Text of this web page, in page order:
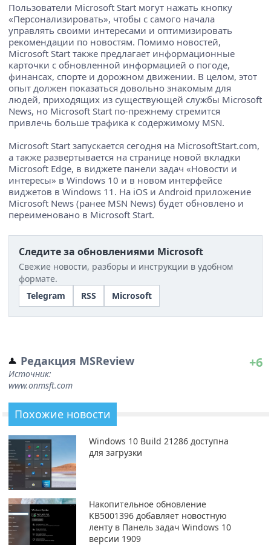
Пользователи Microsoft Start могут нажать кнопку
«Персонализировать», чтобы с самого начала
управлять своими интересами и оптимизировать
рекомендации по новостям. Помимо новостей,
Microsoft Start также предлагает информационные
карточки с обновленной информацией о погоде,
финансах, спорте и дорожном движении. В целом, этот
опыт должен показаться довольно знакомым для
людей, приходящих из существующей службы Microsoft
News, но Microsoft Start по-прежнему стремится
привлечь больше трафика к содержимому MSN.
Microsoft Start запускается сегодня на MicrosoftStart.com,
а также развертывается на странице новой вкладки
Microsoft Edge, в виджете панели задач «Новости и
интересы» в Windows 10 и в новом интерфейсе
виджетов в Windows 11. На iOS и Android приложение
Microsoft News (ранее MSN News) будет обновлено и
переименовано в Microsoft Start.
Следите за обновлениями Microsoft
Свежие новости, разборы и инструкции в удобном
формате.
Telegram
RSS Microsoft
Редакция MSReview
Источник:
www.onmsft.com
+6
Похожие новости
Windows 10 Build 21286 доступна
для загрузки
Накопительное обновление
KB5001396 добавляет новостную
ленту в Панель задач Windows 10
версии 1909